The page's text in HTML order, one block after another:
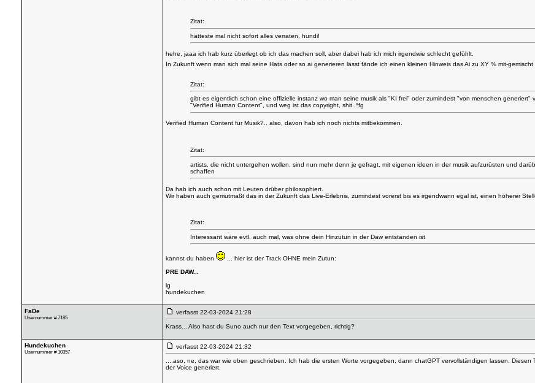
Zitat:
hätteste mal nicht sofort alles verraten, hundi!
hehe, jaaa ich hab kurz überlegt ob ich das machen soll, aber dabei hab ich mich irgendwie schlecht gefühlt.
In Zukunft wenn man sich mal seine Hats oder so ai generieren lässt fände ich einen kleinen Hinweis das Ai zu XY % mit-
Zitat:
gibt es eigentlich schon eine offizielle instanz wo man seine musik als "KI frei" oder zumindest "von menschen generiert"
"Verified Human Content", und weg ist das copyright, shit..*fg
Verified Human Content für Musik?.. also, davon hab ich noch nichts mitbekommen.
Zitat:
artists, die nicht untergehen wollen, sind nun mehr denn je gefragt, mit eigenen ideen in der musik aufzurüsten und
schaffen
Da hab ich auch schon mit Leuten drüber philosophiert.
Wir haben auch gemutmaßt das in der Zukunft das Live-Erlebnis, zumindest vorerst bis es irgendwann egal ist, einen höherer
Zitat:
Interessant wäre evtl. auch mal, was ohne dein Hinzutun in der Daw entstanden ist
kannst du haben
... hier ist der Track OHNE mein Zutun:
PRE DAW...
lg
hundekuchen
FaDe
Usernummer # 7185
verfasst 22-03-2024 21:28
Krass... Also hast du Suno auch nur den Text vorgegeben, richtig?
Hundekuchen
Usernummer # 10357
verfasst 22-03-2024 21:32
....aso, ne, das war wie oben geschrieben. Ich hab die ersten Worte vorgegeben, dann chatGPT vervollständigen lassen.
der Voice generiert.